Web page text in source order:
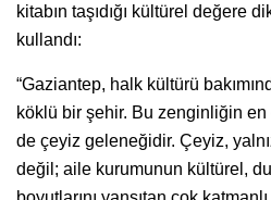
kitabın taşıdığı kültürel değere
kullandı:
“Gaziantep, halk kültürü
köklü bir şehir. Bu zenginliğin
de çeyiz geleneğidir. Çeyiz,
değil; aile kurumunun kültürel,